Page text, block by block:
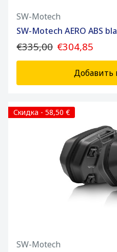
SW-Motech
SW-Motech AERO ABS
€335,00 €304,85
Добавить
Скидка - 58,50 €
SW-Motech